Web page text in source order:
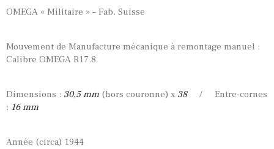
OMEGA « Militaire » – Fab. Suisse
Mouvement de Manufacture mécanique à remontage manuel :
Calibre OMEGA R17.8
Dimensions : 30,5 mm (hors couronne) x 38/ Entre-cornes
: 16 mm
Année (circa) 1944